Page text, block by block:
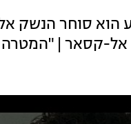
הוא סוחר הנשק
קסאר |